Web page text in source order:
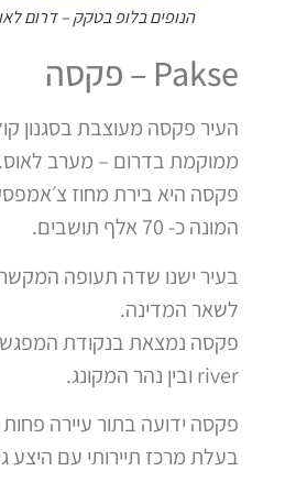
הנופים בלופ בטקק – דרום
Pakse – פקסה
העיר פקסה מעוצבת בסגנון
ממוקמת בדרום – מערב לאוס.
המונה כ- 70 אלף תושבים.
בעיר ישנו שדה תעופה המקשר
לשאר המדינה.
river ובין נהר המקונג.
פקסה ידועה בתור עיירה פחות
בעלת מרכז תיירותי עם היצע